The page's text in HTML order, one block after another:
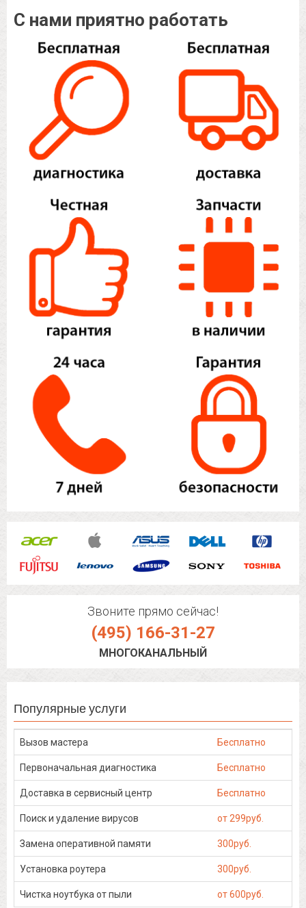
С нами приятно работать
Звоните прямо сейчас!
(495) 166-31-27
МНОГОКАНАЛЬНЫЙ
Популярные услуги
Вызов мастера Бесплатно
Первоначальная диагностика Бесплатно
Доставка в сервисный центр Бесплатно
Поиск и удаление вирусов от 299руб.
Замена оперативной памяти 300руб.
Установка роутера 300руб.
Чистка ноутбука от пыли от 600руб.